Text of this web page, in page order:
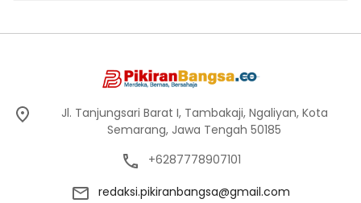
Jl. Tanjungsari Barat I, Tambakaji, Ngaliyan, Kota
Semarang, Jawa Tengah 50185
+6287778907101
redaksi.pikiranbangsa@gmail.com